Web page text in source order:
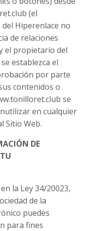
(el
del Hiperenlace no
de relaciones
el propietario del
establezca el
por parte
contenidos o
se
en cualquier
Sitio Web.
DE
la Ley 34/20023,
de la
puedes
para fines